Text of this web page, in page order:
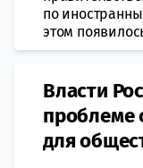
по
этом
Власти
проблеме
для